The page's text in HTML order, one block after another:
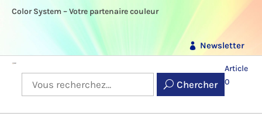
Color System – Votre partenaire couleur
Newsletter
Chercher
Article
0